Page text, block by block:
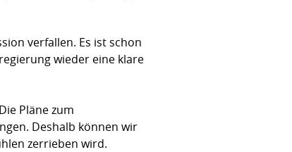
verfallen. Es ist schon
wieder eine klare
Pläne zum
Deshalb können wir
zerrieben wird.